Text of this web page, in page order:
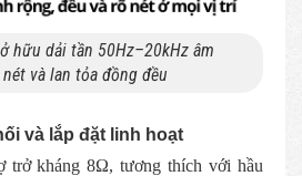
hữu dải tần 50Hz–20kHz âm
và lan tỏa đồng đều
và lắp đặt linh hoạt
trở kháng 8Ω, tương thích với hầu